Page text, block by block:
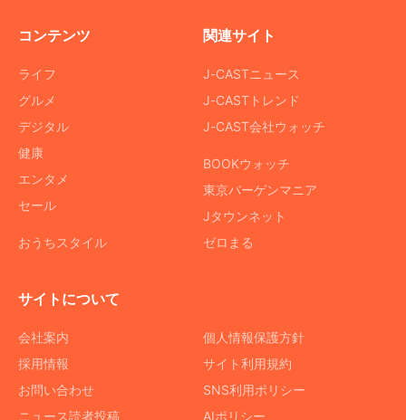
コンテンツ
ライフ
グルメ
デジタル
健康
エンタメ
セール
おうちスタイル
関連サイト
J-CASTニュース
J-CASTトレンド
J-CAST会社ウォッチ
BOOKウォッチ
東京バーゲンマニア
Jタウンネット
ゼロまる
サイトについて
会社案内
採用情報
お問い合わせ
ニュース読者投稿
個人情報保護方針
サイト利用規約
SNS利用ポリシー
AIポリシー